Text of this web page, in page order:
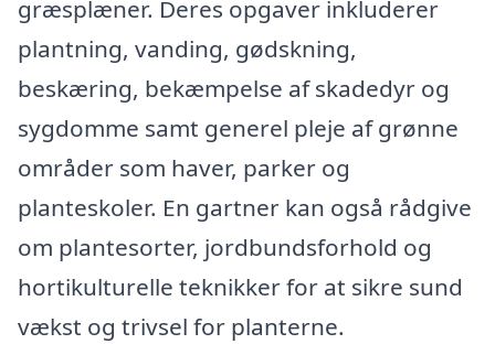
græsplæner. Deres opgaver inkluderer
plantning, vanding, gødskning,
beskæring, bekæmpelse af skadedyr og
sygdomme samt generel pleje af grønne
områder som haver, parker og
planteskoler. En gartner kan også rådgive
om plantesorter, jordbundsforhold og
hortikulturelle teknikker for at sikre sund
vækst og trivsel for planterne.